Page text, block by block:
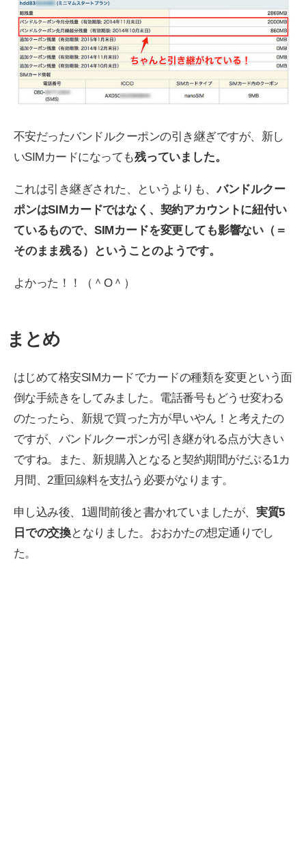
不安だったバンドルクーポンの引き継ぎですが、新し
いSIMカードになっても残っていました。
これは引き継ぎされた、というよりも、バンドルクー
ポンはSIMカードではなく、契約アカウントに紐付い
ているもので、SIMカードを変更しても影響ない（＝
そのまま残る）ということのようです。
よかった！！（＾O＾）
まとめ
はじめて格安SIMカードでカードの種類を変更という面
倒な手続きをしてみました。電話番号もどうせ変わる
のたったら、新規で買った方が早いやん！と考えたの
ですが、バンドルクーポンが引き継がれる点が大きい
ですね。また、新規購入となると契約期間がだぶる1カ
月間、2重回線料を支払う必要がなります。
申し込み後、1週間前後と書かれていましたが、 実質5
日での交換となりました。おおかたの想定通りでし
た。